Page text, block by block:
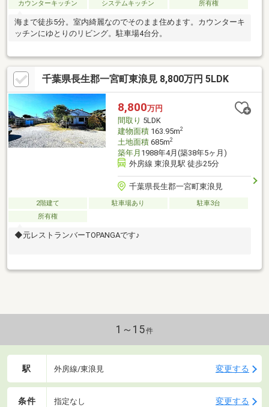
カウンターキッチン システムキッチン 所有権
海まで徒歩5分。室内綺麗なのでそのまま住めます。カウンターキ
ッチンにゆとりのリビング。駐車場4台分。
千葉県長生郡一宮町東浪見 8,800万円 5LDK
8,800万円
間取り 5LDK
建物面積163.95m2
土地面積685m2
築年月 1988年4月(築38年5ヶ月)
外房線 東浪見駅 徒歩25分
千葉県長生郡一宮町東浪見
2階建て 駐車場あり
駐車3台
所有権
◆元レストランバーTOPANGAです♪
1～15件
駅 外房線/東浪見 変更する
条件 指定なし 変更する